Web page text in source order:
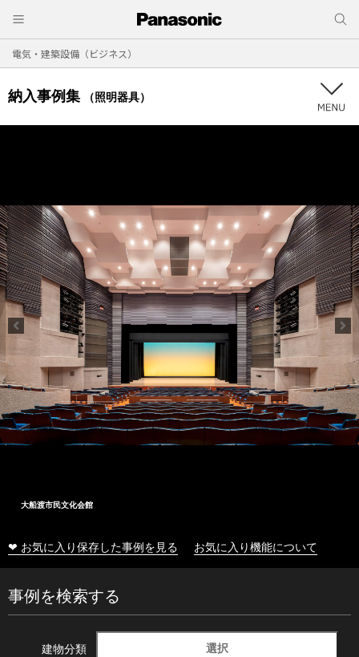
電気・建築設備（ビジネス）
納入事例集 （照明器具）
大船渡市民文化会館
❤ お気に入り保存した事例を見る お気に入り機能について
事例を検索する
建物分類 選択